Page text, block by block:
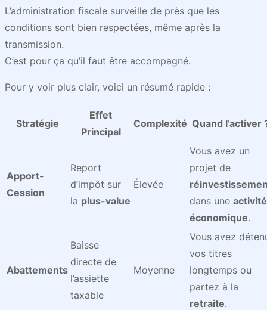
L’administration fiscale surveille de près que les
conditions sont bien respectées, même après la
transmission.
C’est pour ça qu’il faut être accompagné.
Pour y voir plus clair, voici un résumé rapide :
Stratégie
Effet
Principal
Complexité Quand l’activer
Apport-
Cession
Report
d’impôt sur
la plus-value
Élevée
Vous avez un
projet de
dans une activité
économique.
Abattements
Baisse
directe de
l’assiette
taxable
Moyenne
Vous avez
vos titres
longtemps ou
partez à la
retraite.